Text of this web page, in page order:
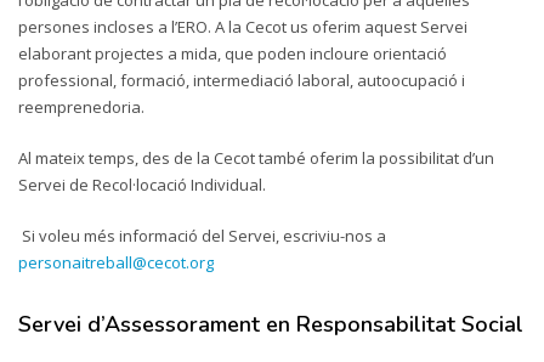
persones incloses a l’ERO. A la Cecot us oferim aquest Servei
elaborant projectes a mida, que poden incloure orientació
professional, formació, intermediació laboral, autoocupació i
reemprenedoria.
Al mateix temps, des de la Cecot també oferim la possibilitat d’un
Servei de Recol·locació Individual.
Si voleu més informació del Servei, escriviu-nos a
personaitreball@cecot.org
Servei d’Assessorament en Responsabilitat Social